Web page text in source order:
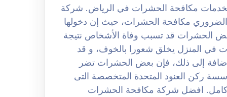
لخدمات مكافحة الحشرات في الرياض. شركة
0508251950 حيث من الضروري مكافحة الحشرات، حيث إن دخولها
الحشرات قد تسبب وفاة الأشخاص نتيجة
في المنزل يخلق شعورا بالخوف، و قد
إلى ذلك، فإن بعض الحشرات تضر
ركن العنود المتحدة المتخصصة التى
كامل. افضل شركة مكافحة الحشرات